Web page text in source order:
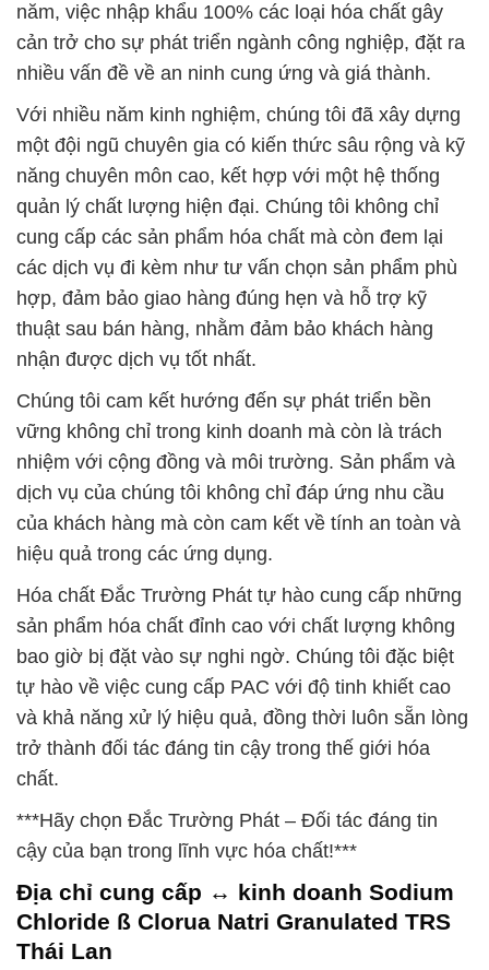
năm, việc nhập khẩu 100% các loại hóa chất gây
cản trở cho sự phát triển ngành công nghiệp, đặt ra
nhiều vấn đề về an ninh cung ứng và giá thành.
Với nhiều năm kinh nghiệm, chúng tôi đã xây dựng
một đội ngũ chuyên gia có kiến thức sâu rộng và kỹ
năng chuyên môn cao, kết hợp với một hệ thống
quản lý chất lượng hiện đại. Chúng tôi không chỉ
cung cấp các sản phẩm hóa chất mà còn đem lại
các dịch vụ đi kèm như tư vấn chọn sản phẩm phù
hợp, đảm bảo giao hàng đúng hẹn và hỗ trợ kỹ
thuật sau bán hàng, nhằm đảm bảo khách hàng
nhận được dịch vụ tốt nhất.
Chúng tôi cam kết hướng đến sự phát triển bền
vững không chỉ trong kinh doanh mà còn là trách
nhiệm với cộng đồng và môi trường. Sản phẩm và
dịch vụ của chúng tôi không chỉ đáp ứng nhu cầu
của khách hàng mà còn cam kết về tính an toàn và
hiệu quả trong các ứng dụng.
Hóa chất Đắc Trường Phát tự hào cung cấp những
sản phẩm hóa chất đỉnh cao với chất lượng không
bao giờ bị đặt vào sự nghi ngờ. Chúng tôi đặc biệt
tự hào về việc cung cấp PAC với độ tinh khiết cao
và khả năng xử lý hiệu quả, đồng thời luôn sẵn lòng
trở thành đối tác đáng tin cậy trong thế giới hóa
chất.
***Hãy chọn Đắc Trường Phát – Đối tác đáng tin
cậy của bạn trong lĩnh vực hóa chất!***
Địa chỉ cung cấp ↔ kinh doanh Sodium
Chloride ß Clorua Natri Granulated TRS
Thái Lan